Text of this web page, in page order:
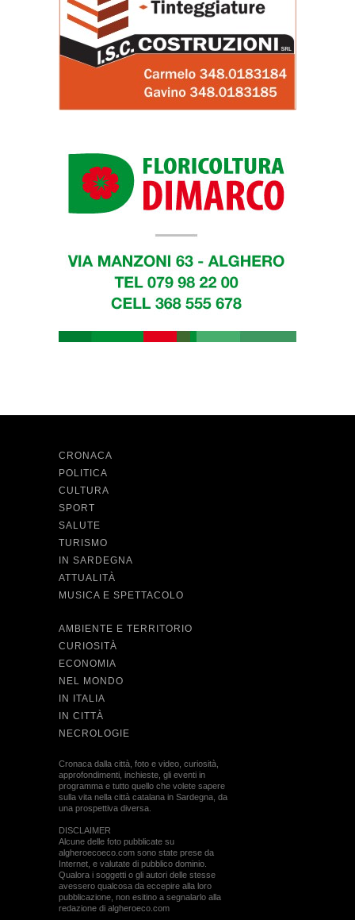
CRONACA
POLITICA
CULTURA
SPORT
SALUTE
TURISMO
IN SARDEGNA
ATTUALITÀ
MUSICA E SPETTACOLO
AMBIENTE E TERRITORIO
CURIOSITÀ
ECONOMIA
NEL MONDO
IN ITALIA
IN CITTÀ
NECROLOGIE
Cronaca dalla città, foto e video, curiosità,
approfondimenti, inchieste, gli eventi in
programma e tutto quello che volete sapere
sulla vita nella città catalana in Sardegna, da
una prospettiva diversa.
DISCLAIMER
Alcune delle foto pubblicate su
algheroecoeco.com sono state prese da
Internet, e valutate di pubblico dominio.
Qualora i soggetti o gli autori delle stesse
avessero qualcosa da eccepire alla loro
pubblicazione, non esitino a segnalarlo alla
redazione di algheroeco.com